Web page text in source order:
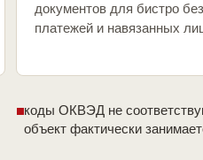
документов для бистро
платежей и навязанных
коды ОКВЭД не
объект фактически